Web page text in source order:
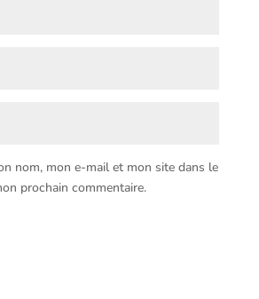
nom, mon e-mail et mon site dans le
prochain commentaire.